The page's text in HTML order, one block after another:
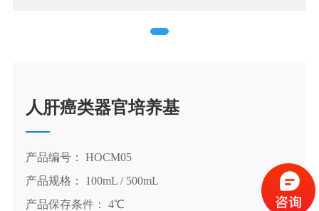
人肝癌类器官培养基
产品编号： HOCM05
产品规格： 100mL / 500mL
产品保存条件： 4℃